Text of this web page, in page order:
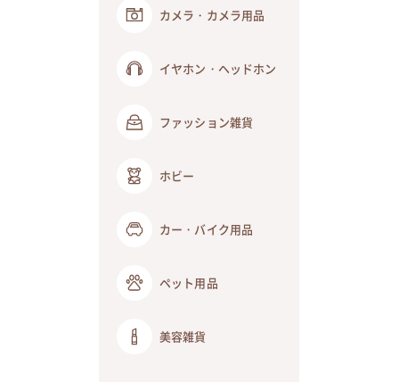
カメラ・カメラ用品
イヤホン・ヘッドホン
ファッション雑貨
ホビー
カー・バイク用品
ペット用品
美容雑貨